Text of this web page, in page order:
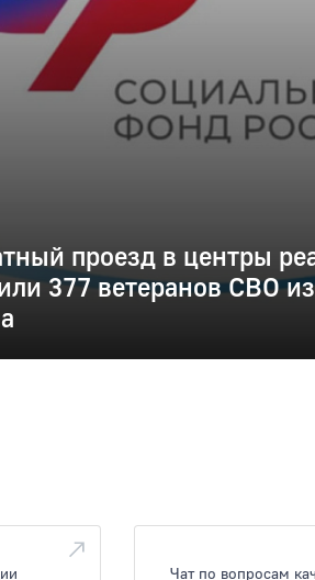
проезд в центры
377 ветеранов СВО
Чат по вопросам